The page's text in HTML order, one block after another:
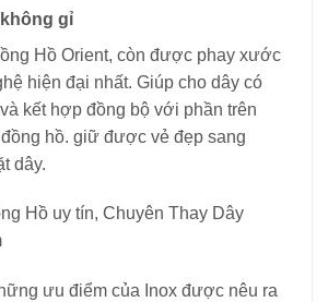
gỉ
Hồ Orient, còn được phay xước
hiện đại nhất. Giúp cho dây có
kết hợp đồng bộ với phần trên
hồ. giữ được vẻ đẹp sang
dây.
ưu điểm của Inox được nêu ra